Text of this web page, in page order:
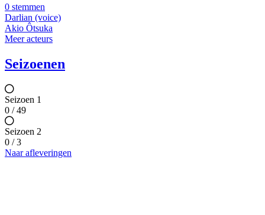
0 stemmen
Darlian (voice)
Akio Ôtsuka
Meer acteurs
Seizoenen
Seizoen 1
0 / 49
Seizoen 2
0 / 3
Naar afleveringen